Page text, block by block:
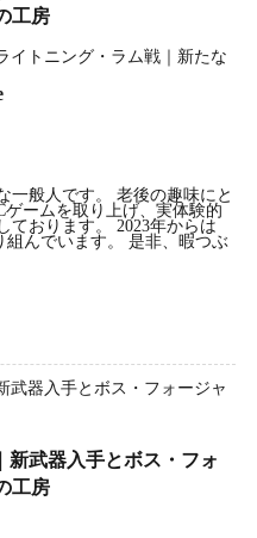
l
工房
一般人です。 老後の趣味にと
ゲームを取り上げ、実体験的
ております。 2023年からは
組んでいます。 是非、暇つぶ
新武器入手とボス・フォ
工房